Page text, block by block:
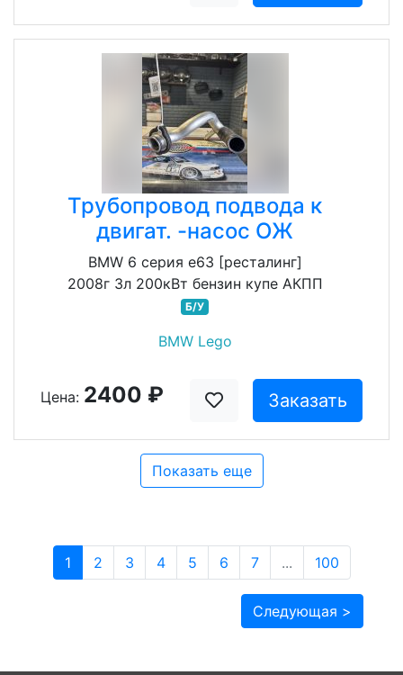
Трубопровод подвода к
двигат. -насос ОЖ
BMW 6 серия e63 [ресталинг]
2008г 3л 200кВт бензин купе АКПП
Б/У
BMW Lego
Цена: 2400 ₽ Заказать
Показать еще
1 2 3 4 5 6 7 ... 100
Следующая >